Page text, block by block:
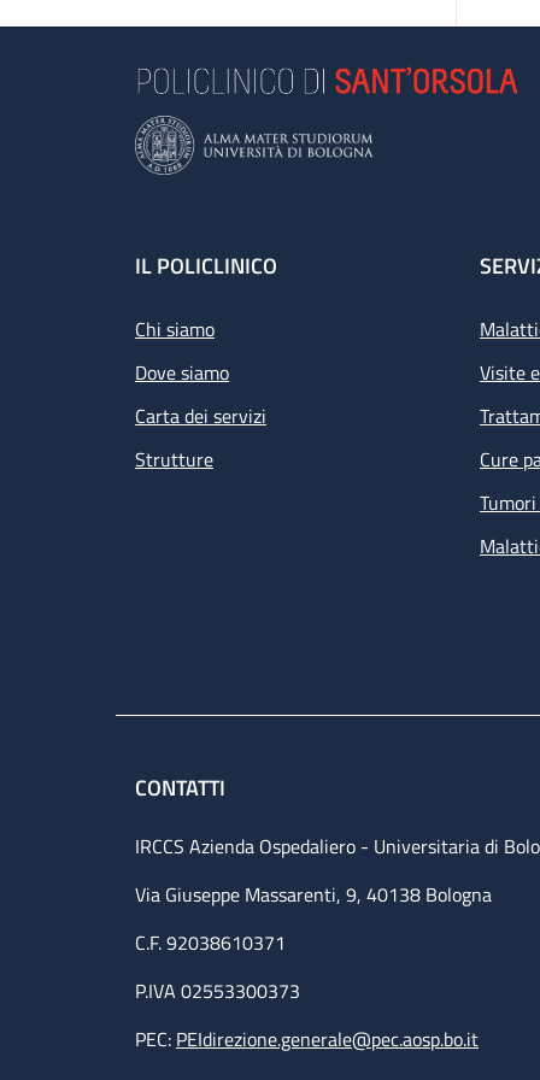
Footer
IL POLICLINICO
Chi siamo
Dove siamo
Carta dei servizi
Strutture
Visite
Cure
CONTATTI
IRCCS Azienda Ospedaliero - Universitaria di
Via Giuseppe Massarenti, 9, 40138 Bologna
C.F. 92038610371
P.IVA 02553300373
PEC: PEIdirezione.generale@pec.aosp.bo.it